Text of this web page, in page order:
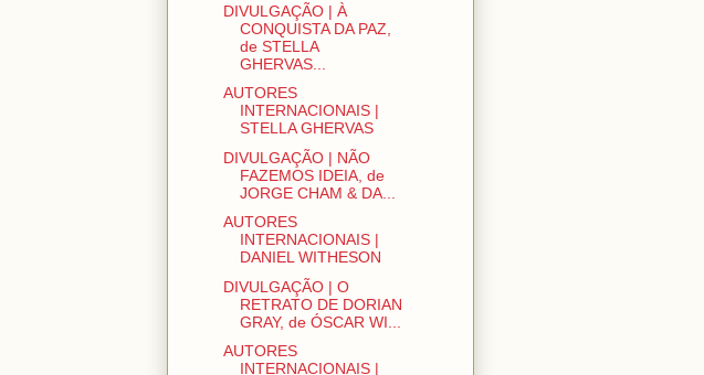
DIVULGAÇÃO | À
CONQUISTA DA PAZ,
de STELLA
GHERVAS...
AUTORES
INTERNACIONAIS |
STELLA GHERVAS
DIVULGAÇÃO | NÃO
FAZEMOS IDEIA, de
JORGE CHAM & DA...
AUTORES
INTERNACIONAIS |
DANIEL WITHESON
DIVULGAÇÃO | O
RETRATO DE DORIAN
GRAY, de ÓSCAR WI...
AUTORES
INTERNACIONAIS |